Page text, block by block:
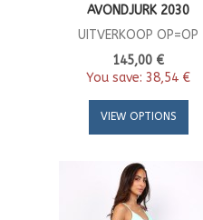
AVONDJURK 2030
UITVERKOOP OP=OP
145,00 €
You save:38,54 €
VIEW OPTIONS